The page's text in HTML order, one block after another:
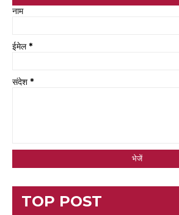
नाम
ईमेल *
संदेश *
TOP POST